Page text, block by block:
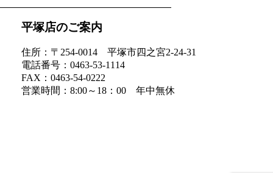
平塚店のご案内
住所：〒254-0014 平塚市四之宮2-24-31
電話番号：0463-53-1114
FAX：0463-54-0222
営業時間：8:00～18：00 年中無休